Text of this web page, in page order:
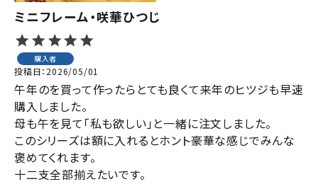
実店舗案内
デイサービス／
介護施設関係の方へ
最新のチラシはこちら
お問い合わせ
ACCOUNT MENU
ようこそ ゲスト 様
ミニフレーム・咲華ひつじ
購入者
投稿日 2026/05/01
午年のを買って作ったらとても良くて来年のヒツジも早速
購入しました。
母も午を見て「私も欲しい」と一緒に注文しました。
このシリーズは額に入れるとホント豪華な感じでみんな
褒めてくれます。
十二支全部揃えたいです。